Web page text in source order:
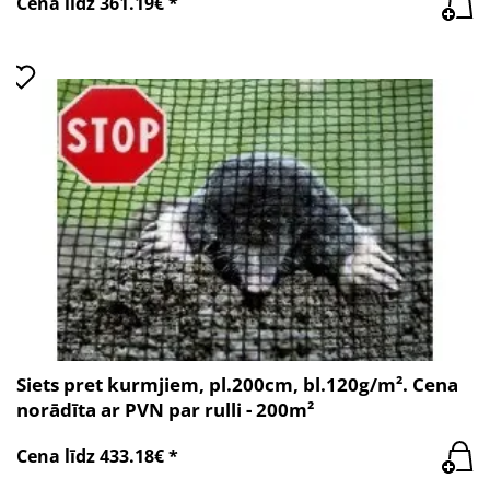
Siets pret kurmjiem, pl.200cm, bl.120g/m². Cena
norādīta ar PVN par rulli - 200m²
Cena līdz 433.18€ *